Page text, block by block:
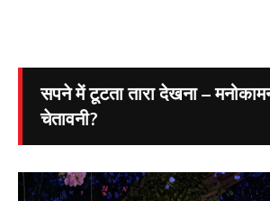
सपने में टूटता तारा देखना –
चेतावनी?